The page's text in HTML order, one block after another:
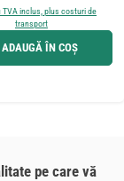
TVA inclus, plus costuri de
transport
ADAUGĂ ÎN COȘ
pe care vă